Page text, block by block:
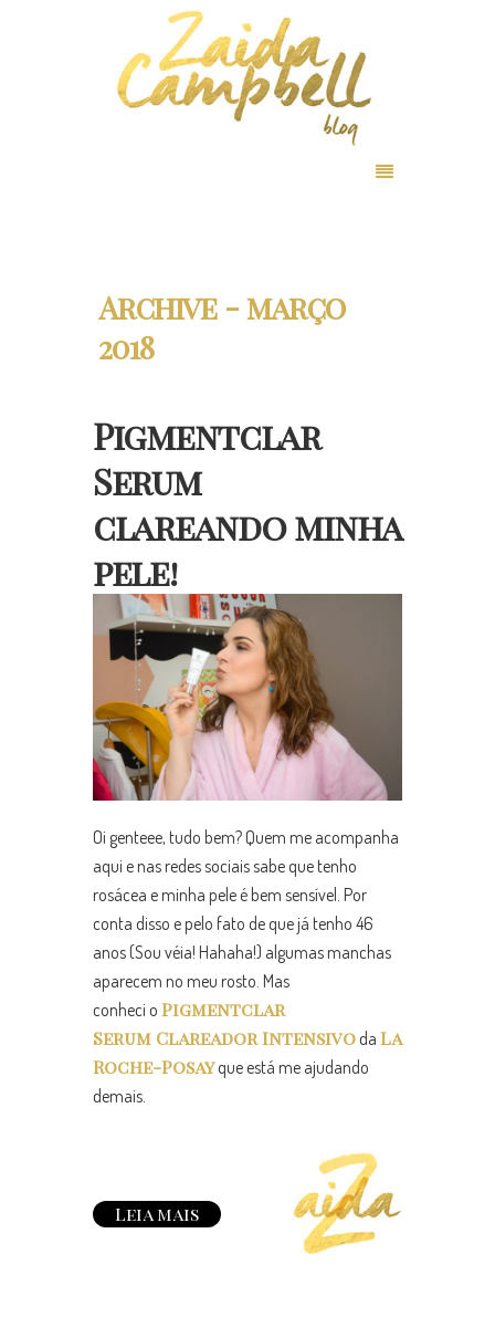
Archive - março
2018
Pigmentclar
Serum
clareando minha
pele!
Oi genteee, tudo bem? Quem me acompanha
aqui e nas redes sociais sabe que tenho
rosácea e minha pele é bem sensível. Por
conta disso e pelo fato de que já tenho 46
anos (Sou véia! Hahaha!) algumas manchas
aparecem no meu rosto. Mas
conheci o Pigmentclar
Serum Clareador Intensivo da La
Roche-Posayque está me ajudando
demais.
Leia mais